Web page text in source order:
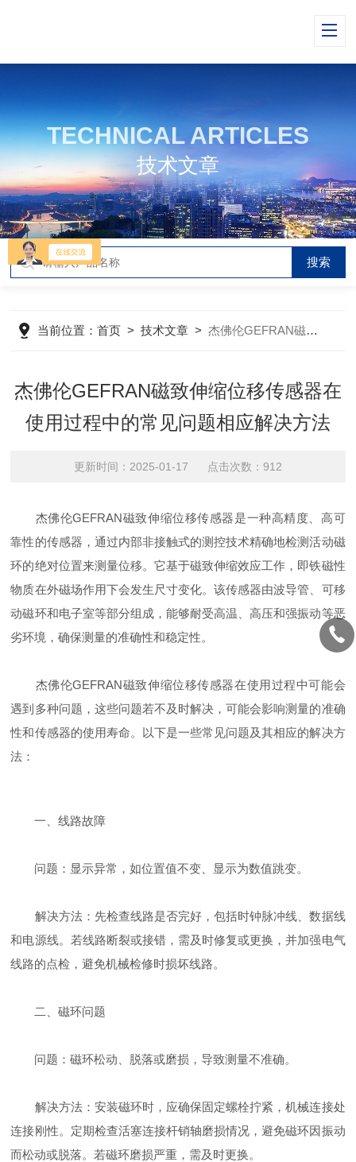
TECHNICAL ARTICLES
技术文章
当前位置：首页 >技术文章 >杰佛伦GEFRAN磁致伸缩位移传感器在使用过程中的常见问题相应解决方法
杰佛伦GEFRAN磁致伸缩位移传感器在
使用过程中的常见问题相应解决方法
更新时间：2025-01-17 点击次数：912
杰佛伦GEFRAN磁致伸缩位移传感器是一种高精度、高可
靠性的传感器，通过内部非接触式的测控技术精确地检测活动磁
环的绝对位置来测量位移。它基于磁致伸缩效应工作，即铁磁性
物质在外磁场作用下会发生尺寸变化。该传感器由波导管、可移
动磁环和电子室等部分组成，能够耐受高温、高压和强振动等恶
劣环境，确保测量的准确性和稳定性。
杰佛伦GEFRAN磁致伸缩位移传感器在使用过程中可能会
遇到多种问题，这些问题若不及时解决，可能会影响测量的准确
性和传感器的使用寿命。以下是一些常见问题及其相应的解决方
法：
一、线路故障
问题：显示异常，如位置值不变、显示为数值跳变。
解决方法：先检查线路是否完好，包括时钟脉冲线、数据线
和电源线。若线路断裂或接错，需及时修复或更换，并加强电气
线路的点检，避免机械检修时损坏线路。
二、磁环问题
问题：磁环松动、脱落或磨损，导致测量不准确。
解决方法：安装磁环时，应确保固定螺栓拧紧，机械连接处
连接刚性。定期检查活塞连接杆销轴磨损情况，避免磁环因振动
而松动或脱落。若磁环磨损严重，需及时更换。